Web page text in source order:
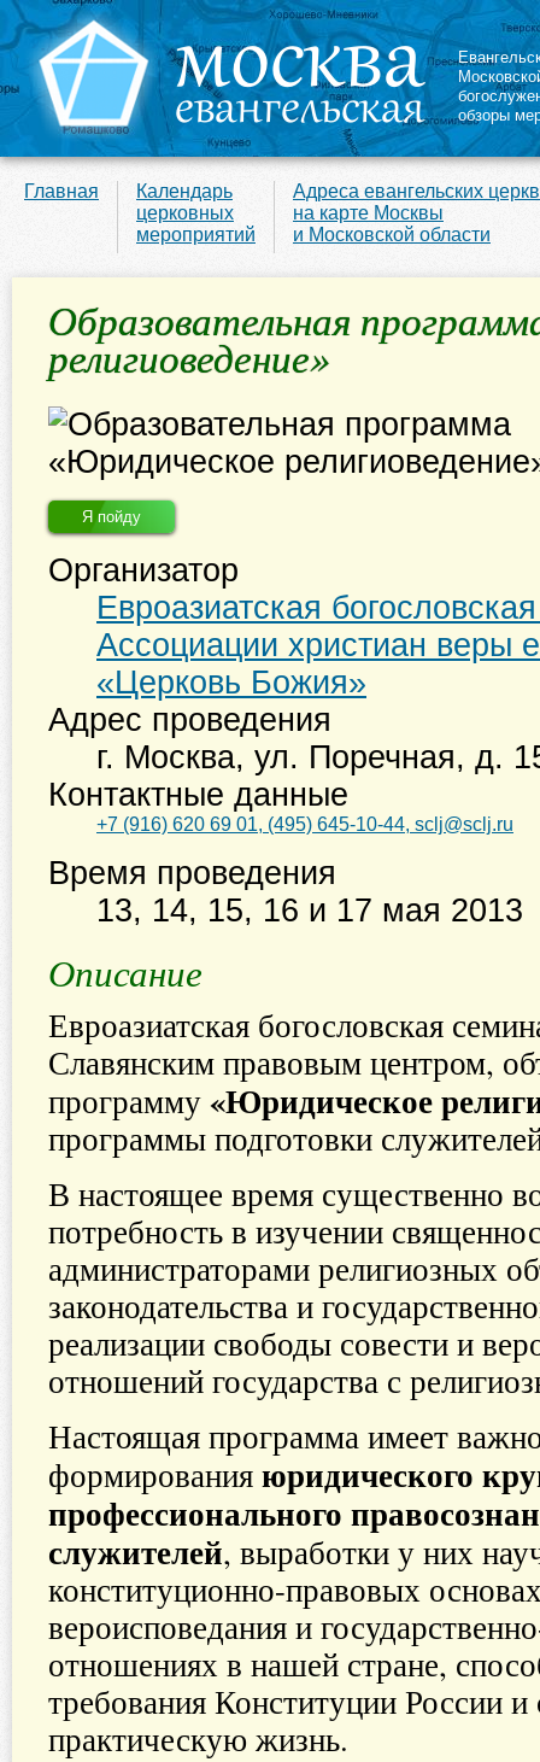
обзоры
Главная
Календарь
церковных
мероприятий
Адреса евангельских
на карте Москвы
и Московской области
Образовательная
религиоведение»
Я пойду
Организатор
Евроазиатская
Ассоциации христиан веры
«Церковь Божия»
Адрес проведения
г. Москва, ул. Поречная, д.
Контактные данные
+7 (916) 620 69 01, (495) 645-10-44, sclj@sclj.ru
Время проведения
13, 14, 15, 16 и 17 мая 2013
Описание
Евроазиатская богословская
Славянским правовым центром,
программу «Юридическое
программы подготовки
В настоящее время существенно
потребность в изучении
администраторами религиозных
законодательства и
реализации свободы совести и
отношений государства с
Настоящая программа имеет
формированияюридического
профессионального
служителей, выработки у них
конституционно-правовых
вероисповедания и
отношениях в нашей стране,
требования Конституции России и
практическую жизнь.